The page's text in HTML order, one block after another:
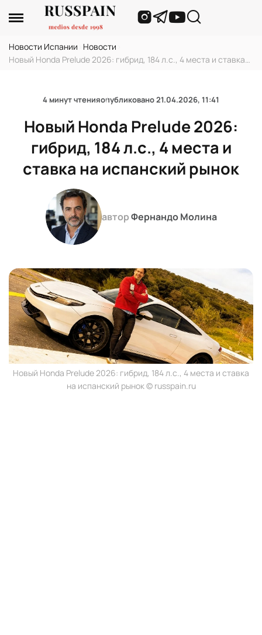
Новости Испании Новости
Новый Honda Prelude 2026: гибрид, 184 л.с., 4 места и ставка
4 минут чтенияопубликовано21.04.2026, 11:41
Новый Honda Prelude 2026:
гибрид, 184 л.с., 4 места и
ставка на испанский рынок
авторФернандо Молина
Новый Honda Prelude 2026: гибрид, 184 л.с., 4 места и ставка
на испанский рынок © russpain.ru